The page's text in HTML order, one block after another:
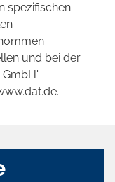
spezifischen
und bei der